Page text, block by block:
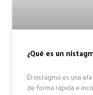
¿Qué es un
El nistagmo es una
de forma rápida e